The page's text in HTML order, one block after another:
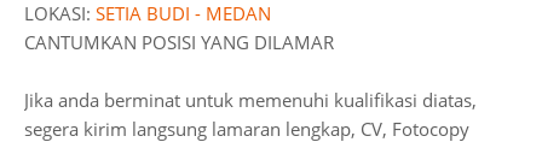
LOKASI: SETIA BUDI - MEDAN
CANTUMKAN POSISI YANG DILAMAR
Jika anda berminat untuk memenuhi kualifikasi diatas,
segera kirim langsung lamaran lengkap, CV, Fotocopy